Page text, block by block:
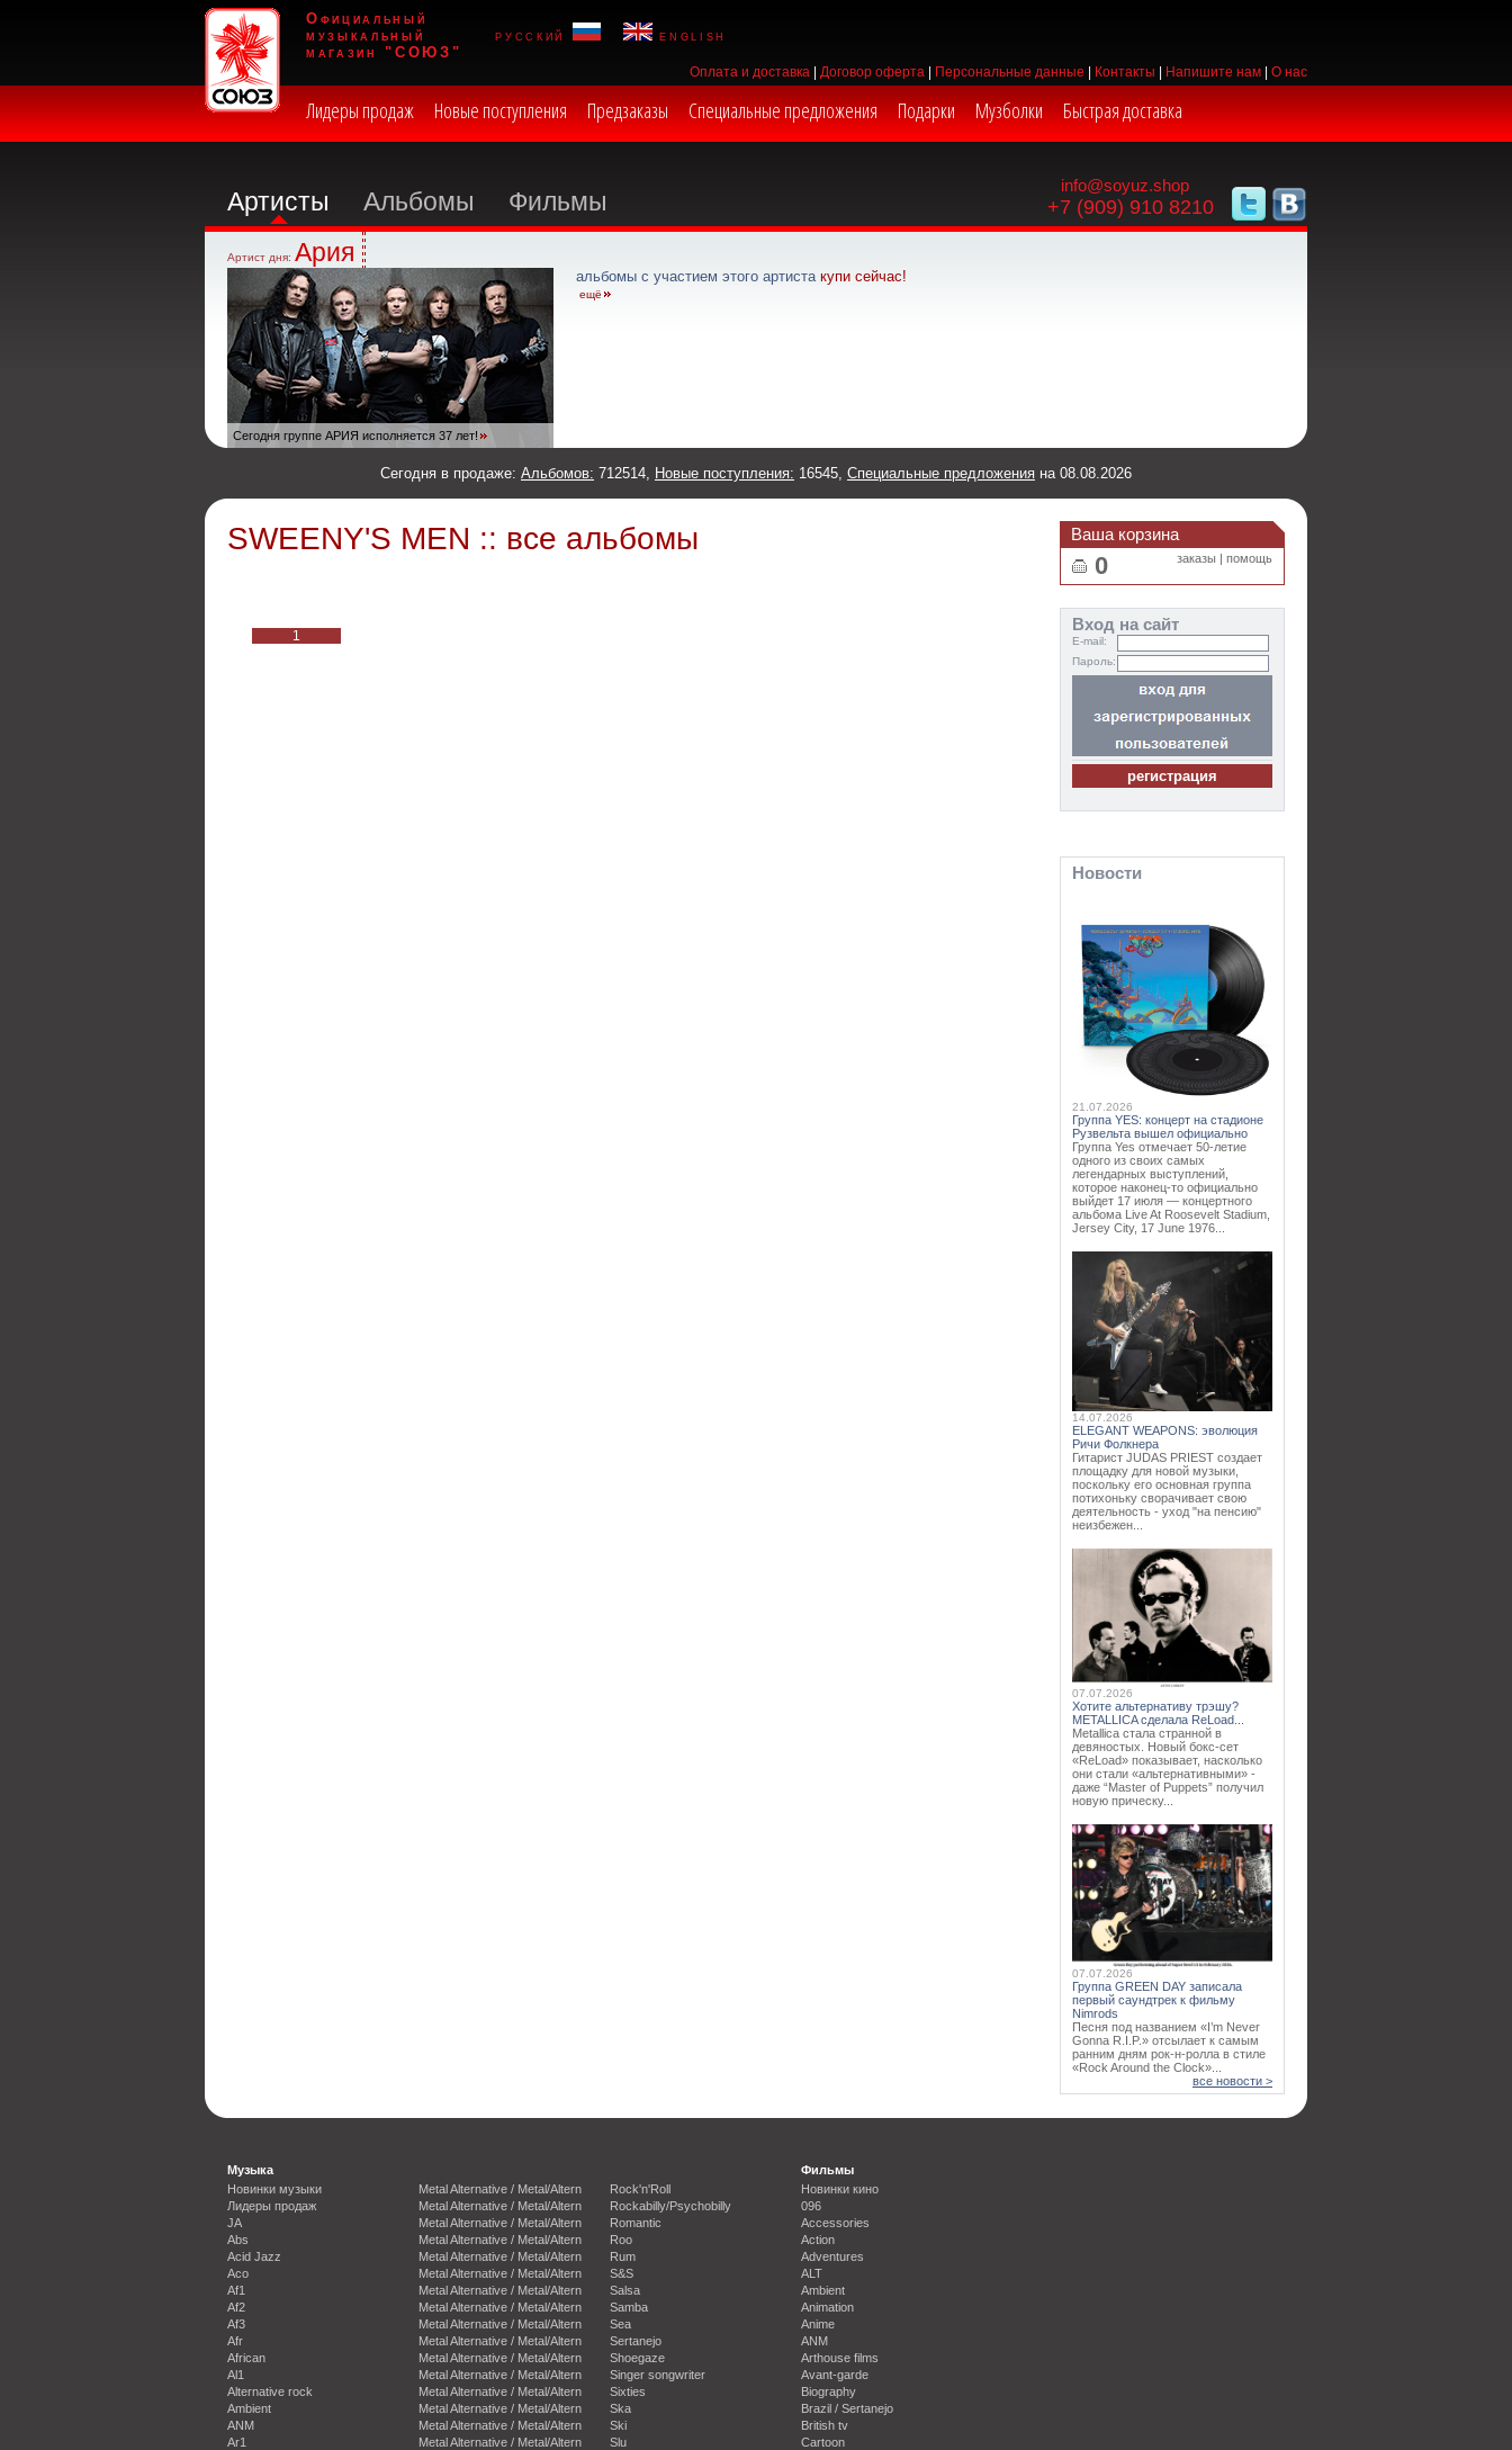
Официальный
музыкальный
магазин "СОЮЗ"
русский english
Оплата и доставка Договор оферта Персональные данные Контакты Напишите нам О нас
Лидеры продаж Новые поступления Предзаказы Специальные предложения Подарки Музболки Быстрая доставка
info@soyuz.shop
+7 (909) 910 8210
Артисты Альбомы Фильмы
Артист дня: Ария
Сегодня группе АРИЯ исполняется 37 лет!
альбомы с участием этого артиста купи сейчас!
ещё
Сегодня в продаже: Альбомов: 712514, Новые поступления: 16545, Специальные предложения на 08.08.2026
SWEENY'S MEN :: все альбомы
1
Ваша корзина
0 заказы | помощь
Вход на сайт
E-mail:
Пароль:
Новости
21.07.2026
Группа YES: концерт на стадионе
Рузвельта вышел официально
Группа Yes отмечает 50-летие
одного из своих самых
легендарных выступлений,
которое наконец-то официально
выйдет 17 июля — концертного
альбома Live At Roosevelt Stadium,
Jersey City, 17 June 1976...
14.07.2026
ELEGANT WEAPONS: эволюция
Ричи Фолкнера
Гитарист JUDAS PRIEST создает
площадку для новой музыки,
поскольку его основная группа
потихоньку сворачивает свою
деятельность - уход "на пенсию"
неизбежен...
07.07.2026
Хотите альтернативу трэшу?
METALLICA сделала ReLoad...
Metallica стала странной в
девяностых. Новый бокс-сет
«ReLoad» показывает, насколько
они стали «альтернативными» -
даже “Master of Puppets” получил
новую прическу...
07.07.2026
Группа GREEN DAY записала
первый саундтрек к фильму
Nimrods
Песня под названием «I’m Never
Gonna R.I.P.» отсылает к самым
ранним дням рок-н-ролла в стиле
«Rock Around the Clock»...
все новости >
Музыка
Новинки музыки
Лидеры продаж
JA
Abs
Acid Jazz
Aco
Af1
Af2
Af3
Afr
African
Al1
Alternative rock
Ambient
ANM
Ar1
Metal Alternative / Metal/Altern
Metal Alternative / Metal/Altern
Metal Alternative / Metal/Altern
Metal Alternative / Metal/Altern
Metal Alternative / Metal/Altern
Metal Alternative / Metal/Altern
Metal Alternative / Metal/Altern
Metal Alternative / Metal/Altern
Metal Alternative / Metal/Altern
Metal Alternative / Metal/Altern
Metal Alternative / Metal/Altern
Metal Alternative / Metal/Altern
Metal Alternative / Metal/Altern
Metal Alternative / Metal/Altern
Metal Alternative / Metal/Altern
Metal Alternative / Metal/Altern
Rock'n'Roll
Rockabilly/Psychobilly
Romantic
Roo
Rum
S&S
Salsa
Samba
Sea
Sertanejo
Shoegaze
Singer songwriter
Sixties
Ska
Ski
Slu
Фильмы
Новинки кино
096
Accessories
Action
Adventures
ALT
Ambient
Animation
Anime
ANM
Arthouse films
Avant-garde
Biography
Brazil / Sertanejo
British tv
Cartoon